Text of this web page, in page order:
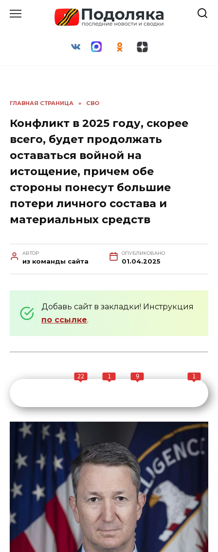
ГЛАВНАЯ СТРАНИЦА » СВО
Конфликт в 2025 году, скорее
всего, будет продолжать
оставаться войной на
истощение, причем обе
стороны понесут большие
потери личного состава и
материальных средств
АВТОР
из команды сайта
ОПУБЛИКОВАНО
01.04.2025
Добавь сайт в закладки! Инструкция
по ссылке.
22 1 9 1